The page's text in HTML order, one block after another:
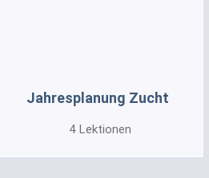
Jahresplanung Zucht
4 Lektionen